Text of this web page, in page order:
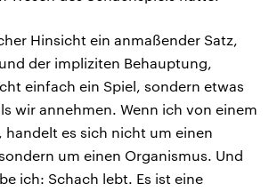
Hinsicht ein anmaßender Satz,
der impliziten Behauptung,
einfach ein Spiel, sondern etwas
wir annehmen. Wenn ich von einem
handelt es sich nicht um einen
um einen Organismus. Und
ich: Schach lebt. Es ist eine